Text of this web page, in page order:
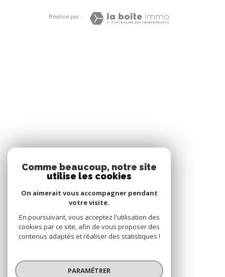
Réalisé par :
Comme beaucoup, notre site
utilise les cookies
On aimerait vous accompagner pendant
votre visite.
En poursuivant, vous acceptez l'utilisation des
cookies par ce site, afin de vous proposer des
contenus adaptés et réaliser des statistiques !
PARAMÉTRER